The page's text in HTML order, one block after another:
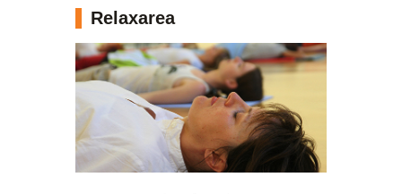
Relaxarea